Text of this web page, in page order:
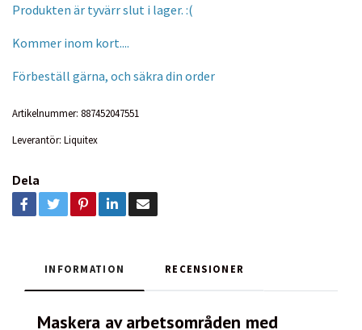
Produkten är tyvärr slut i lager. :(
Kommer inom kort....
Förbeställ gärna, och säkra din order
Artikelnummer: 887452047551
Leverantör: Liquitex
Dela
INFORMATION RECENSIONER
Maskera av arbetsområden med